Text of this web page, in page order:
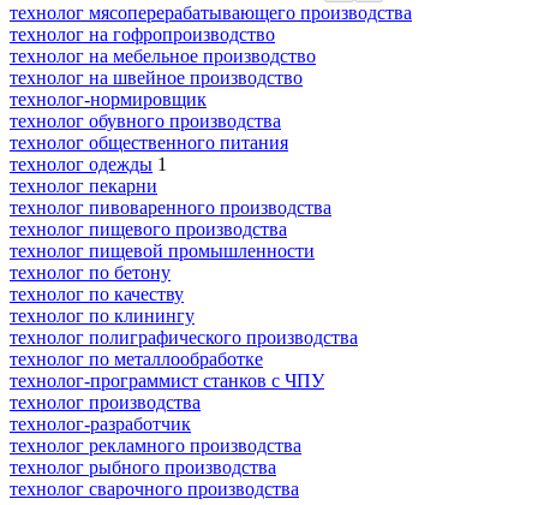
технолог мясоперерабатывающего производства
технолог на гофропроизводство
технолог на мебельное производство
технолог на швейное производство
технолог-нормировщик
технолог обувного производства
технолог общественного питания
технолог одежды 1
технолог пекарни
технолог пивоваренного производства
технолог пищевого производства
технолог пищевой промышленности
технолог по бетону
технолог по качеству
технолог по клинингу
технолог полиграфического производства
технолог по металлообработке
технолог-программист станков с ЧПУ
технолог производства
технолог-разработчик
технолог рекламного производства
технолог рыбного производства
технолог сварочного производства